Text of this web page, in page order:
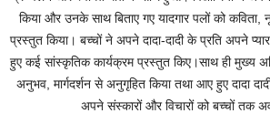
किया और उनके साथ बिताए गए यादगार पलों को
प्रस्तुत किया। बच्चों ने अपने दादा-दादी के प्रति अपने
हुए कई सांस्कृतिक कार्यक्रम प्रस्तुत किए।साथ ही मुख्य
अनुभव, मार्गदर्शन से अनुगृहित किया तथा आए हुए दादा
अपने संस्कारों और विचारों को बच्चों तक